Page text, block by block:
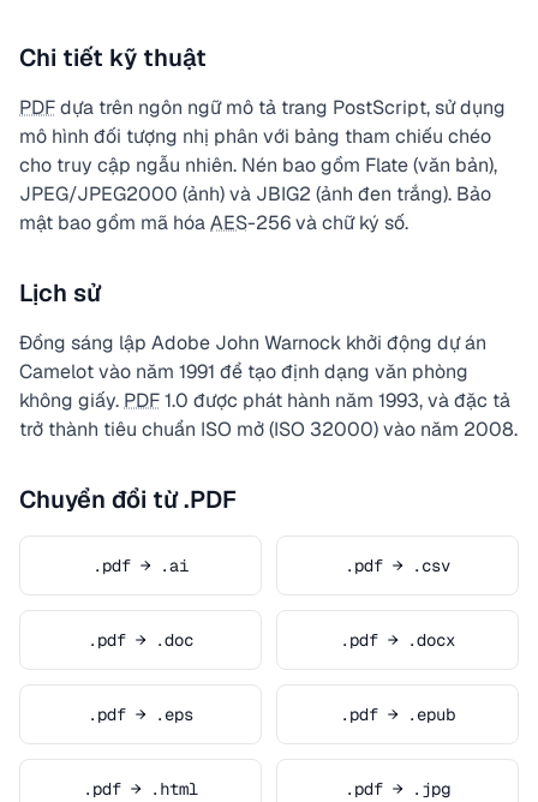
Chi tiết kỹ thuật
PDFdựa trên ngôn ngữ mô tả trang PostScript, sử dụng
mô hình đối tượng nhị phân với bảng tham chiếu chéo
cho truy cập ngẫu nhiên. Nén bao gồm Flate (văn bản),
JPEG/JPEG2000 (ảnh) và JBIG2 (ảnh đen trắng). Bảo
mật bao gồm mã hóaAES-256 và chữ ký số.
Lịch sử
Đồng sáng lập Adobe John Warnock khởi động dự án
Camelot vào năm 1991 để tạo định dạng văn phòng
không giấy. PDF1.0 được phát hành năm 1993, và đặc tả
trở thành tiêu chuẩn ISO mở (ISO 32000) vào năm 2008.
Chuyển đổi từ .PDF
.pdf → .ai .pdf → .csv
.pdf → .doc .pdf → .docx
.pdf → .eps .pdf → .epub
.pdf → .html .pdf → .jpg